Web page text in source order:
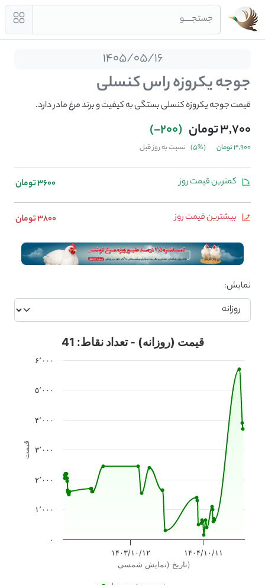
جستجــــو
1405/05/16
جوجه یکروزه راس کنسلی
قیمت جوجه یکروزه کنسلی بستگی به کیفیت و برند مرغ مادر دارد.
3,700 تومان (200-)
3,900 تومان (%5) نسبت به روز قبل
کمترین قیمت روز 3600 تومان
بیشترین قیمت روز 3800 تومان
نمایش:
تاریخ (نمایش شمسی)
قیمت
قیمت (روزانه) - تعداد نقاط: 41
۱۴۰۳/۱۰/۱۲ ۱۴۰۴/۱۰/۱۱
۰
۱٬۰۰۰
۲٬۰۰۰
۳٬۰۰۰
۴٬۰۰۰
۵٬۰۰۰
۶٬۰۰۰